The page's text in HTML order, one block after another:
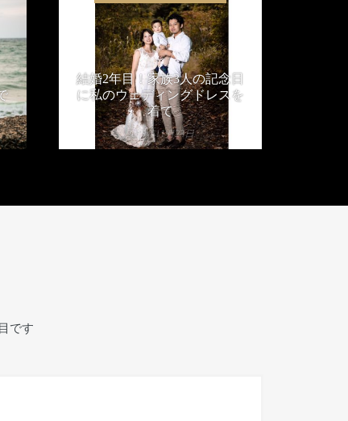
結婚2年目！家族3人の記念日
に私のウェディングドレスを
着て
2019年11月23日
です